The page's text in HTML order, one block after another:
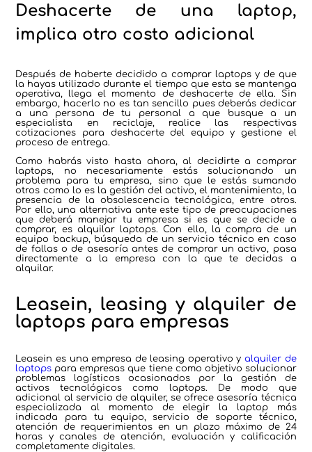
Deshacerte de una laptop,
implica otro costo adicional
Después de haberte decidido a comprar laptops y de que
la hayas utilizado durante el tiempo que esta se mantenga
operativa, llega el momento de deshacerte de ella. Sin
embargo, hacerlo no es tan sencillo pues deberás dedicar
a una persona de tu personal a que busque a un
especialista en reciclaje, realice las respectivas
cotizaciones para deshacerte del equipo y gestione el
proceso de entrega.
Como habrás visto hasta ahora, al decidirte a comprar
laptops, no necesariamente estás solucionando un
problema para tu empresa, sino que le estás sumando
otros como lo es la gestión del activo, el mantenimiento, la
presencia de la obsolescencia tecnológica, entre otros.
Por ello, una alternativa ante este tipo de preocupaciones
que deberá manejar tu empresa si es que se decide a
comprar, es alquilar laptops. Con ello, la compra de un
equipo backup, búsqueda de un servicio técnico en caso
de fallas o de asesoría antes de comprar un activo, pasa
directamente a la empresa con la que te decidas a
alquilar.
Leasein, leasing y alquiler de
laptops para empresas
Leasein es una empresa de leasing operativo yalquiler de
laptops para empresas que tiene como objetivo solucionar
problemas logísticos ocasionados por la gestión de
activos tecnológicos como laptops. De modo que
adicional al servicio de alquiler, se ofrece asesoría técnica
especializada al momento de elegir la laptop más
indicada para tu equipo, servicio de soporte técnico,
atención de requerimientos en un plazo máximo de 24
horas y canales de atención, evaluación y calificación
completamente digitales.